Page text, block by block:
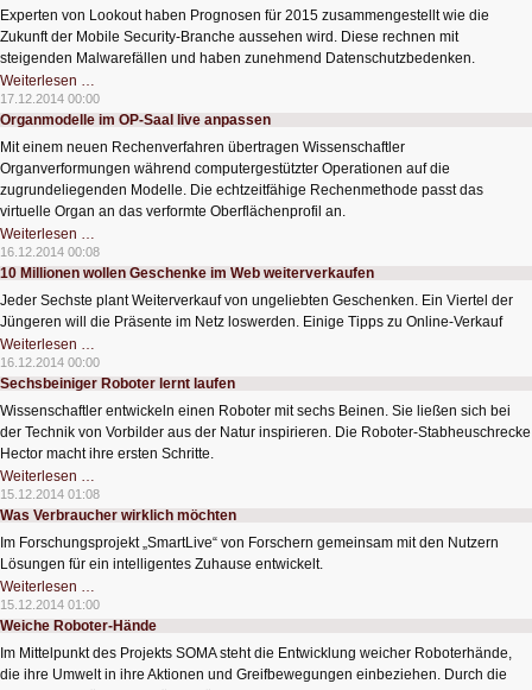
Experten von Lookout haben Prognosen für 2015 zusammengestellt wie die
Zukunft der Mobile Security-Branche aussehen wird. Diese rechnen mit
steigenden Malwarefällen und haben zunehmend Datenschutzbedenken.
Weiterlesen …
Cybersicherheit
17.12.2014 00:00
Organmodelle im OP-Saal live anpassen
Mit einem neuen Rechenverfahren übertragen Wissenschaftler
Organverformungen während computergestützter Operationen auf die
zugrundeliegenden Modelle. Die echtzeitfähige Rechenmethode passt das
virtuelle Organ an das verformte Oberflächenprofil an.
Weiterlesen …
im
OP-
Saal
anpassen
16.12.2014 00:08
10 Millionen wollen Geschenke im Web weiterverkaufen
Jeder Sechste plant Weiterverkauf von ungeliebten Geschenken. Ein Viertel der
Jüngeren will die Präsente im Netz loswerden. Einige Tipps zu Online-Verkauf
Weiterlesen …
Millionen
wollen
Geschenke
Web
weiterverkaufen
16.12.2014 00:00
Sechsbeiniger Roboter lernt laufen
Wissenschaftler entwickeln einen Roboter mit sechs Beinen. Sie ließen sich bei
der Technik von Vorbilder aus der Natur inspirieren. Die Roboter-Stabheuschrecke
Hector macht ihre ersten Schritte.
Weiterlesen …
Roboter
lernt
laufen
15.12.2014 01:08
Was Verbraucher wirklich möchten
Im Forschungsprojekt „SmartLive“ von Forschern gemeinsam mit den Nutzern
Lösungen für ein intelligentes Zuhause entwickelt.
Weiterlesen …
Verbraucher
wirklich
möchten
15.12.2014 01:00
Weiche Roboter-Hände
Im Mittelpunkt des Projekts SOMA steht die Entwicklung weicher Roboterhände,
die ihre Umwelt in ihre Aktionen und Greifbewegungen einbeziehen. Durch die